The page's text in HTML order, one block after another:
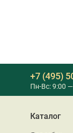
+7 (495)
Пн-Вс: 9:00
Каталог